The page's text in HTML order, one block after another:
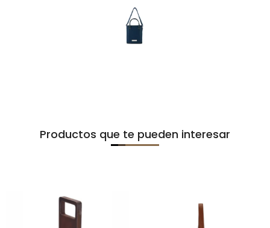
Productos que te pueden interesar